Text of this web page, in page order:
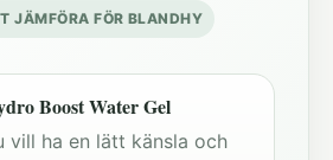
JÄMFÖRA FÖR BLANDHY
Boost Water Gel
vill ha en lätt känsla och